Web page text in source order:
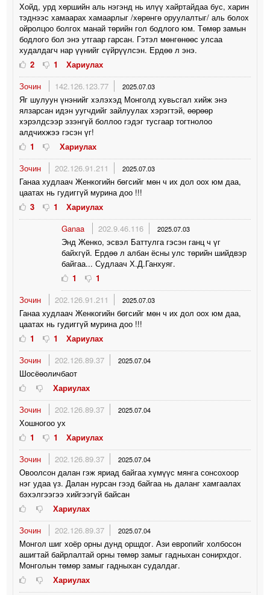
Хойд, урд хөршийн аль нэгэнд нь илүү хайртайдаа бус, харин
тэднээс хамаарах хамаарлыг /хөрөнгө оруулалтыг/ аль болох
ойролцоо болгох манай төрийн гол бодлого юм. Төмөр замын
бодлого бол энэ утгаар гарсан. Гэтэл мөнгөнөөс улсаа
худалдагч нар үүнийг сүйрүүлсэн. Ердөө л энэ.
2
1
Хариулах
Зочин
142.126.123.77 2025.07.03
Яг шулуун үнэнийг xэлэxэд Монголд xувьсгал xийж энэ
ялзарсан идэн уугчдийг зайлуулаx xэрэгтэй, өөрөөр
xэрэлдсээр эзэнгүй боллоо гэдэг тусгаар тогтнолоо
алдчихжээ гэсэн үг!
1
Хариулах
Зочин
202.126.91.211 2025.07.03
Ганаа худлаач Женкогийн бөгсийг мөн ч их дол оох юм даа,
цаатах нь гудиггүй мурина доо !!!
3
1
Хариулах
Ganaa
202.9.46.116 2025.07.03
Энд Женко, эсвэл Баттулга гэсэн ганц ч үг
байхгүй. Ердөө л албан ёсны улс төрийн шийдвэр
байгаа... Судлаач Х.Д.Ганхуяг.
1
1
Зочин
202.126.91.211 2025.07.03
Ганаа худлаач Женкогийн бөгсийг мөн ч их дол оох юм даа,
цаатах нь гудиггүй мурина доо !!!
1
1
Хариулах
Зочин
202.126.89.37 2025.07.04
Шосёөоличбаот
Хариулах
Зочин
202.126.89.37 2025.07.04
Хошногоо ух
1
1
Хариулах
Зочин
202.126.89.37 2025.07.04
Овоолсон далан гэж яриад байгаа хүмүүс мянга сонсохоор
нэг удаа үз. Далан нурсан гээд байгаа нь даланг хамгаалах
бэхэлгээгээ хийгээгүй байсан
Хариулах
Зочин
202.126.89.37 2025.07.04
Монгол шиг хоёр орны дунд оршдог. Ази европийг холбосон
ашигтай байрлалтай орны төмөр замыг гадныхан сонирхдог.
Монголын төмөр замыг гадныхан судалдаг.
Хариулах